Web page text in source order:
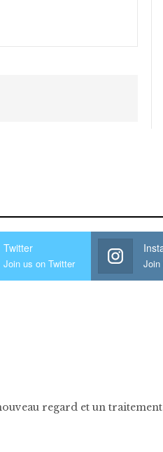
Twitter
Join us on Twitter
regard et un